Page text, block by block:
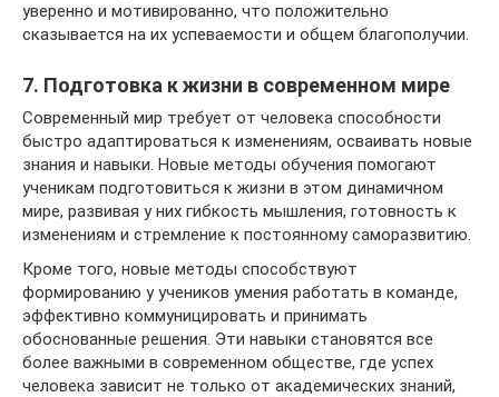
уверенно и мотивированно, что положительно
сказывается на их успеваемости и общем благополучии.
7. Подготовка к жизни в современном мире
Современный мир требует от человека способности
быстро адаптироваться к изменениям, осваивать новые
знания и навыки. Новые методы обучения помогают
ученикам подготовиться к жизни в этом динамичном
мире, развивая у них гибкость мышления, готовность к
изменениям и стремление к постоянному саморазвитию.
Кроме того, новые методы способствуют
формированию у учеников умения работать в команде,
эффективно коммуницировать и принимать
обоснованные решения. Эти навыки становятся все
более важными в современном обществе, где успех
человека зависит не только от академических знаний,